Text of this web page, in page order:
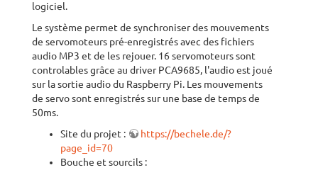
logiciel.
Le système permet de synchroniser des mouvements
de servomoteurs pré-enregistrés avec des fichiers
audio MP3 et de les rejouer. 16 servomoteurs sont
controlables grâce au driver PCA9685, l'audio est joué
sur la sortie audio du Raspberry Pi. Les mouvements
de servo sont enregistrés sur une base de temps de
50ms.
Site du projet :
https://bechele.de/?
page_id=70
Bouche et sourcils :